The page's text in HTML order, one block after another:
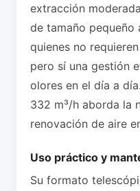
extracción
de tamaño pequeño
quienes no
pero sí una gestión
olores en el día a
332 m³/h aborda la
renovación de aire
Uso práctico y
Su formato